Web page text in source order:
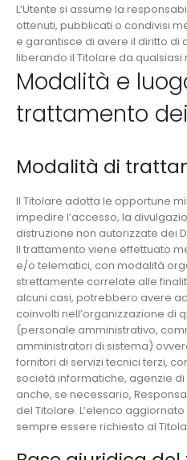
L’Utente si assume la
ottenuti, pubblicati o condivisi
e garantisce di avere il diritto di
liberando il Titolare da
Modalità e
trattamento
Modalità di
Il Titolare adotta le opportune
impedire l’accesso, la
distruzione non autorizzate dei
Il trattamento viene effettuato
e/o telematici, con modalità
strettamente correlate alle
alcuni casi, potrebbero avere
coinvolti nell’organizzazione di
(personale amministrativo,
amministratori di sistema)
fornitori di servizi tecnici terzi,
società informatiche, agenzie
anche, se necessario,
del Titolare. L’elenco
sempre essere richiesto al